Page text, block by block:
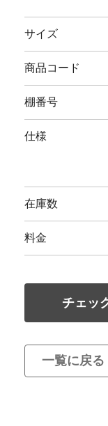
サイズ
商品コード
棚番号
仕様
在庫数
料金
チェッ
一覧に戻る